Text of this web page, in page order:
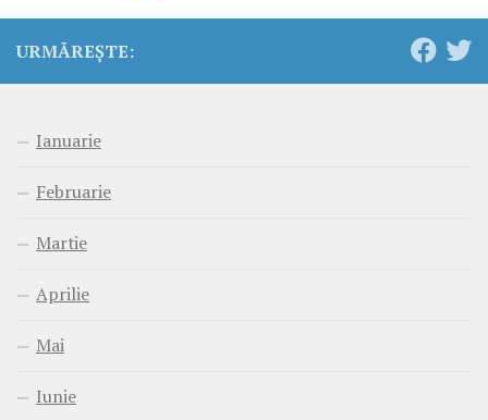
URMĂREȘTE:
Ianuarie
Februarie
Martie
Aprilie
Mai
Iunie